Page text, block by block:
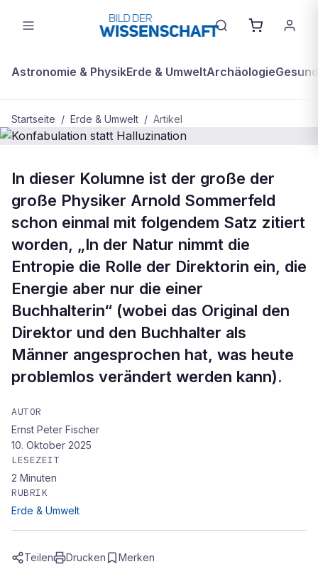
Astronomie & PhysikErde & UmweltArchäologie
Startseite / Erde & Umwelt / Artikel
BDW Plus ERDE & UMWELT
Konfabulation statt Halluzination
In dieser Kolumne ist der große der
große Physiker Arnold Sommerfeld
schon einmal mit folgendem Satz zitiert
worden, „In der Natur nimmt die
Entropie die Rolle der Direktorin ein, die
Energie aber nur die einer
Buchhalterin“ (wobei das Original den
Direktor und den Buchhalter als
Männer angesprochen hat, was heute
problemlos verändert werden kann).
AUTOR
Ernst Peter Fischer
10. Oktober 2025
LESEZEIT
2 Minuten
RUBRIK
Erde & Umwelt
Teilen Drucken Merken